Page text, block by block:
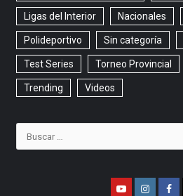
Ligas del Interior Nacionales
Polideportivo Sin categoría
Test Series Torneo Provincial
Trending Videos